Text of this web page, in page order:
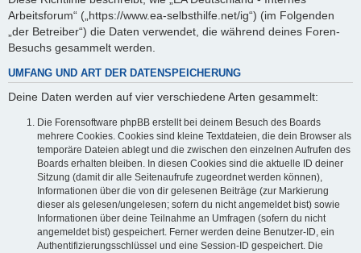
Arbeitsforum“ („https://www.ea-selbsthilfe.net/ig“) (im Folgenden
„der Betreiber“) die Daten verwendet, die während deines Foren-
Besuchs gesammelt werden.
UMFANG UND ART DER DATENSPEICHERUNG
Deine Daten werden auf vier verschiedene Arten gesammelt:
Die Forensoftware phpBB erstellt bei deinem Besuch des Boards
mehrere Cookies. Cookies sind kleine Textdateien, die dein Browser als
temporäre Dateien ablegt und die zwischen den einzelnen Aufrufen des
Boards erhalten bleiben. In diesen Cookies sind die aktuelle ID deiner
Sitzung (damit dir alle Seitenaufrufe zugeordnet werden können),
Informationen über die von dir gelesenen Beiträge (zur Markierung
dieser als gelesen/ungelesen; sofern du nicht angemeldet bist) sowie
Informationen über deine Teilnahme an Umfragen (sofern du nicht
angemeldet bist) gespeichert. Ferner werden deine Benutzer-ID, ein
Authentifizierungsschlüssel und eine Session-ID gespeichert. Die